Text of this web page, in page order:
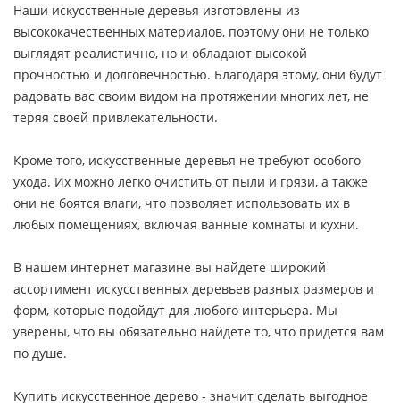
Наши искусственные деревья изготовлены из
высококачественных материалов, поэтому они не только
выглядят реалистично, но и обладают высокой
прочностью и долговечностью. Благодаря этому, они будут
радовать вас своим видом на протяжении многих лет, не
теряя своей привлекательности.
Кроме того, искусственные деревья не требуют особого
ухода. Их можно легко очистить от пыли и грязи, а также
они не боятся влаги, что позволяет использовать их в
любых помещениях, включая ванные комнаты и кухни.
В нашем интернет магазине вы найдете широкий
ассортимент искусственных деревьев разных размеров и
форм, которые подойдут для любого интерьера. Мы
уверены, что вы обязательно найдете то, что придется вам
по душе.
Купить искусственное дерево - значит сделать выгодное